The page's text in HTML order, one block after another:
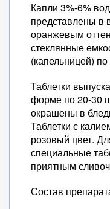
Капли 3%-6%
представлены в
оранжевым
стеклянные
(капельницей)
Таблетки
форме по 20-30
окрашены в
Таблетки с
розовый цвет.
специальные
приятным
Состав